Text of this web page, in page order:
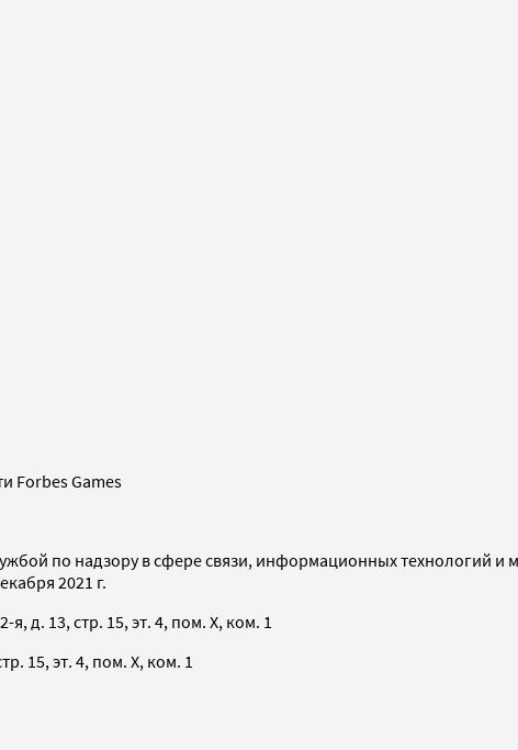
Forbes Games
по надзору в сфере связи, информационных технологий
2021 г.
д. 13, стр. 15, эт. 4, пом. X, ком. 1
15, эт. 4, пом. X, ком. 1